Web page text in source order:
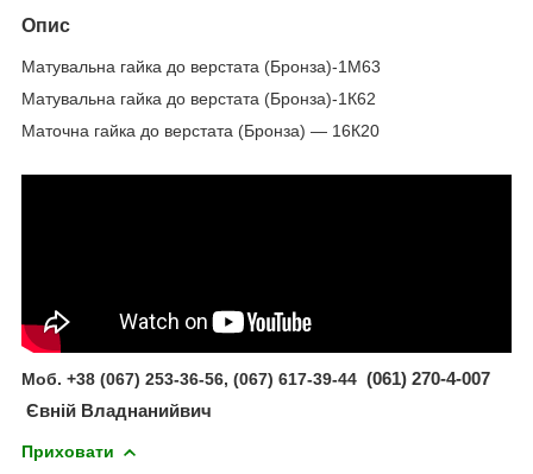
Опис
Матувальна гайка до верстата (Бронза)-1М63
Матувальна гайка до верстата (Бронза)-1К62
Маточна гайка до верстата (Бронза) — 16К20
Моб. +38 (067) 253-36-56, (067) 617-39-44 (061) 270-4-007
Євній Владнанийвич
Приховати